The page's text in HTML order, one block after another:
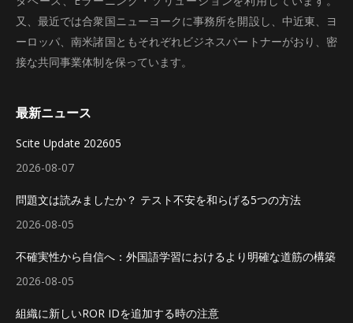
又、最近では合衆国ニューヨークに事務所を開設し、中近東、ヨ
ーロッパ、南米諸国ともそれぞれビジネスパートナーがおり、密
接な共同事業体制を保っています。
最新ニュース
Scite Update 202605
2026-08-07
問題文は読みましたか？ テスト不安を和らげる5つの方法
2026-08-05
不確実性から自信へ：外国語学習におけるより明確な道筋の構築
2026-08-05
組織に新しいROR IDを追加する時の注意